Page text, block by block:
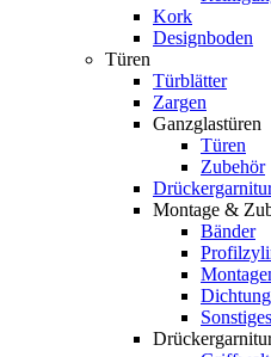
Kork
Designboden
Türen
Türblätter
Zargen
Ganzglastüren
Türen
Zubehör
Montage &
Bänder
Sonstiges